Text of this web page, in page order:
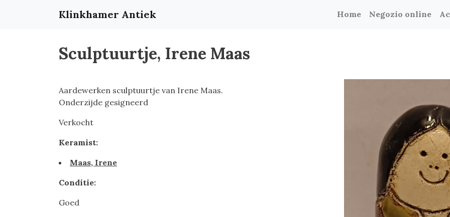
Klinkhamer Antiek Home Negozio online
Sculptuurtje, Irene Maas
Aardewerken sculptuurtje van Irene Maas.
Onderzijde gesigneerd
Verkocht
Keramist:
Maas, Irene
Conditie:
Goed